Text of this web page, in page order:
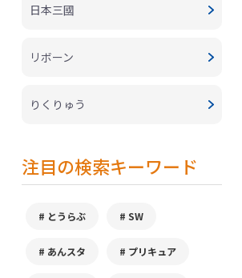
日本三國
リボーン
りくりゅう
注目の検索キーワード
とうらぶ SW
あんスタ プリキュア